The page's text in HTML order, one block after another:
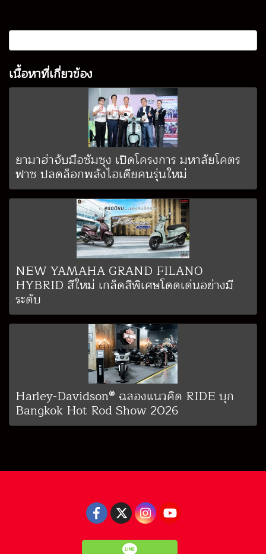
เนื้อหาที่เกี่ยวข้อง
ยามาฮ่าจับมือซัมซุง เปิดโครงการ มหาลัยโคตร
ฟาซ ปลดล็อกพลังไอเดียคนรุ่นใหม่
NEW YAMAHA GRAND FILANO
HYBRID สีใหม่ เกล็ดสีพิเศษโดดเด่นอย่างมี
ระดับ
Harley-Davidson® ฉลองแนวคิด RIDE บุก
Bangkok Hot Rod Show 2026